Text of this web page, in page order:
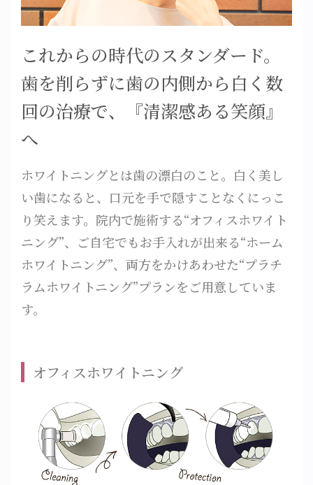
これからの時代のスタンダード。
歯を削らずに歯の内側から白く数
回の治療で、『清潔感ある笑顔』
へ
ホワイトニングとは歯の漂白のこと。白く美し
い歯になると、口元を手で隠すことなくにっこ
り笑えます。院内で施術する“オフィスホワイト
ニング”、ご自宅でもお手入れが出来る“ホーム
ホワイトニング”、両方をかけあわせた“プラチ
ラムホワイトニング”プランをご用意していま
す。
オフィスホワイトニング